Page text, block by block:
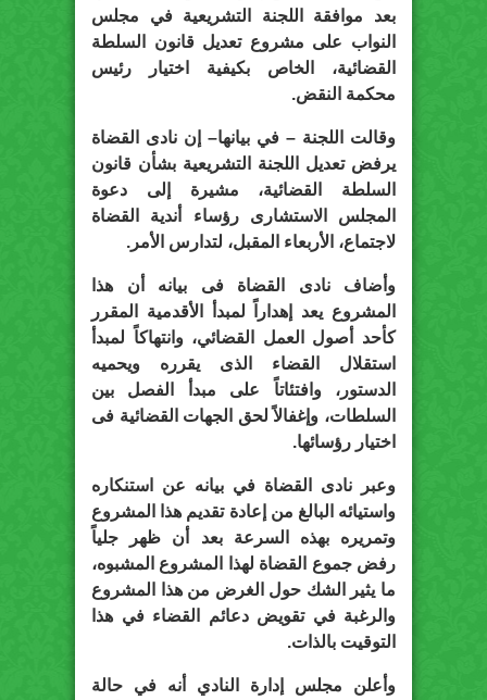
بعد موافقة اللجنة التشريعية في مجلس
النواب على مشروع تعديل قانون السلطة
القضائية، الخاص بكيفية اختيار رئيس
محكمة النقض.
وقالت اللجنة – في بيانها– إن نادى القضاة
يرفض تعديل اللجنة التشريعية بشأن قانون
السلطة القضائية، مشيرة إلى دعوة
المجلس الاستشارى رؤساء أندية القضاة
لاجتماع، الأربعاء المقبل، لتدارس الأمر.
وأضاف نادى القضاة فى بيانه أن هذا
المشروع يعد إهداراً لمبدأ الأقدمية المقرر
كأحد أصول العمل القضائي، وانتهاكاً لمبدأ
استقلال القضاء الذى يقرره ويحميه
الدستور، وافتئاتاً على مبدأ الفصل بين
السلطات، وإغفالاً لحق الجهات القضائية فى
اختيار رؤسائها.
وعبر نادى القضاة في بيانه عن استنكاره
واستيائه البالغ من إعادة تقديم هذا المشروع
وتمريره بهذه السرعة بعد أن ظهر جلياً
رفض جموع القضاة لهذا المشروع المشبوه،
ما يثير الشك حول الغرض من هذا المشروع
والرغبة في تقويض دعائم القضاء في هذا
التوقيت بالذات.
وأعلن مجلس إدارة النادي أنه في حالة